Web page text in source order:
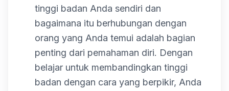
tinggi badan Anda sendiri dan
bagaimana itu berhubungan dengan
orang yang Anda temui adalah bagian
penting dari pemahaman diri. Dengan
belajar untuk membandingkan tinggi
badan dengan cara yang berpikir, Anda